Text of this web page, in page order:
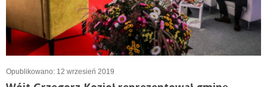
Opublikowano: 12 wrzesień 2019